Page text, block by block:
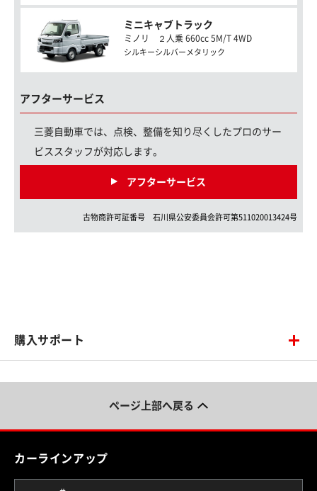
ミニキャブトラック
ミノリ ２人乗 660cc 5M/T 4WD
シルキーシルバーメタリック
アフターサービス
三菱自動車では、点検、整備を知り尽くしたプロのサー
ビススタッフが対応します。
アフターサービス
古物商許可証番号 石川県公安委員会許可第511020013424号
購入サポート
ページ上部へ戻る
カーラインアップ